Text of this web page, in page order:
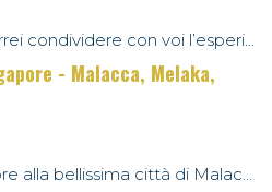
condividere con voi l’esperi...
- Malacca, Melaka,
alla bellissima città di Malac...